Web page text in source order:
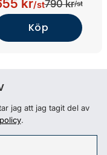
kr/st790 kr/st
Köp
jag att jag tagit del av
.